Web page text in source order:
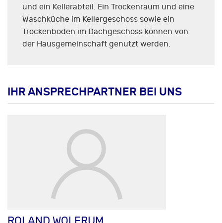
und ein Kellerabteil. Ein Trockenraum und eine
Waschküche im Kellergeschoss sowie ein
Trockenboden im Dachgeschoss können von
der Hausgemeinschaft genutzt werden.
IHR ANSPRECHPARTNER BEI UNS